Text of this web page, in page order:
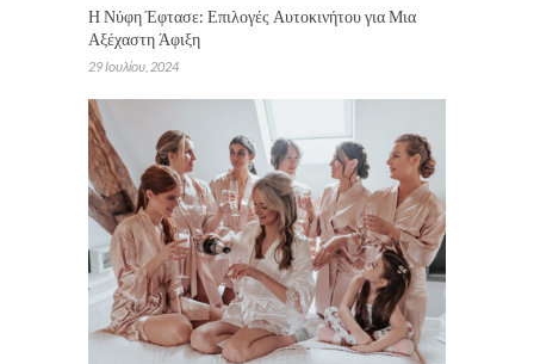
Η Νύφη Έφτασε: Επιλογές Αυτοκινήτου για Μια
Αξέχαστη Άφιξη
29 Ιουλίου, 2024